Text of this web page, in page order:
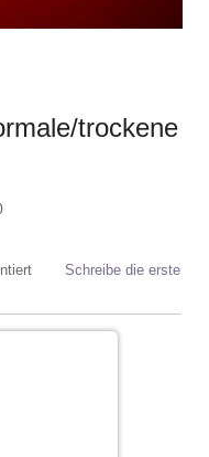
trockene
Schreibe die erste